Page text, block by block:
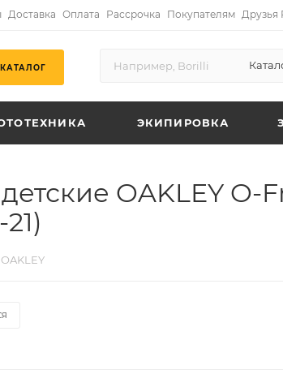
Доставка Оплата Рассрочка Покупателям Друзья
КАТАЛОГ
ЭКИПИРОВКА
OAKLEY
OAKLEY